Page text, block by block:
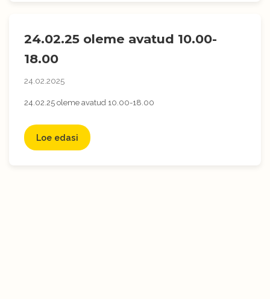
24.02.25 oleme avatud 10.00-
18.00
24.02.2025
24.02.25 oleme avatud 10.00-18.00
Loe edasi